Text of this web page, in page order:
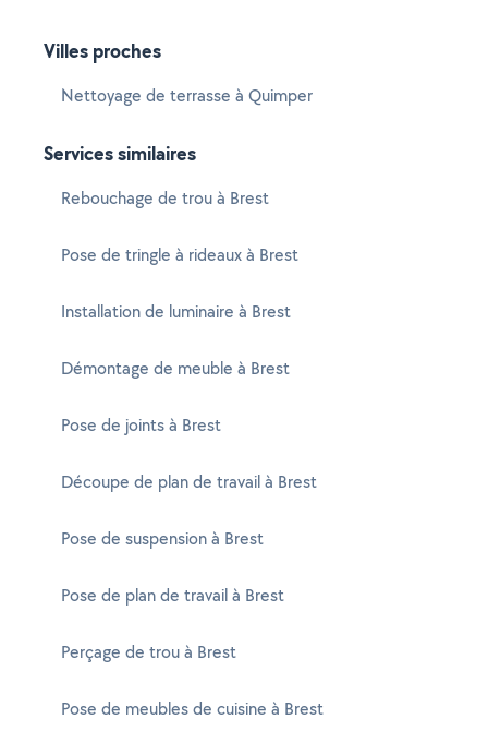
Villes proches
Nettoyage de terrasse à Quimper
Services similaires
Rebouchage de trou à Brest
Pose de tringle à rideaux à Brest
Installation de luminaire à Brest
Démontage de meuble à Brest
Pose de joints à Brest
Découpe de plan de travail à Brest
Pose de suspension à Brest
Pose de plan de travail à Brest
Perçage de trou à Brest
Pose de meubles de cuisine à Brest